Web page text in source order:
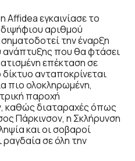
Affidea εγκαινίασε το
αριθμού
την έναρξη
που θα φτάσει
επέκταση σε
ανταποκρίνεται
πιο ολοκληρωμένη,
παροχή
καθώς διαταραχές όπως
Πάρκινσον, η Σκλήρυνση
και οι σοβαροί
σε όλη την